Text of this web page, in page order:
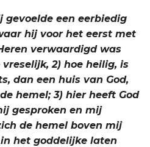
gevoelde een eerbiedig
hij voor het eerst met
verwaardigd was
2) hoe heilig, is
dan een huis van God,
hemel; 3) hier heeft God
gesproken en mij
de hemel boven mij
het goddelijke laten